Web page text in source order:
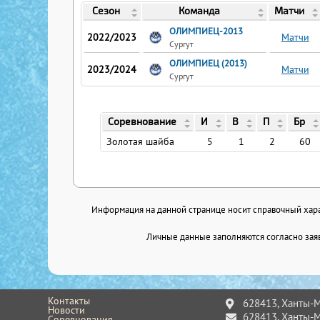
Сезон Команда Матчи
2022/2023 ОЛИМПИЕЦ-2013
Сургут
Матчи
2023/2024 ОЛИМПИЕЦ (2013)
Сургут
Матчи
Соревнование И В П Бр
Золотая шайба 5 1 2 60
Информация на данной странице носит справочный
Личные данные заполняются согласно
Контакты
Новости
628413, Ханты-
628413, Ханты-